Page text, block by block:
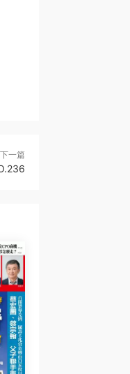
下一篇